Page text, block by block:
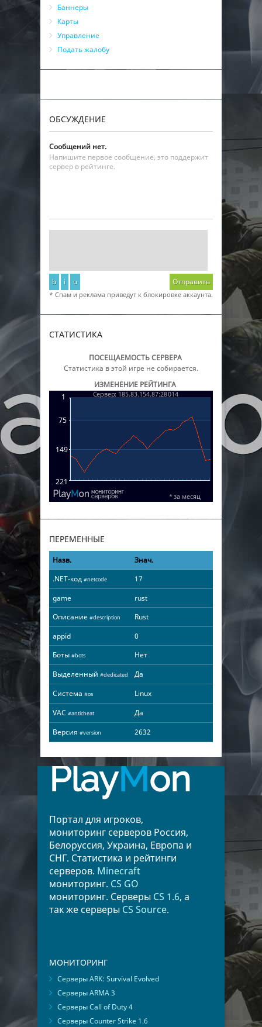
Баннеры
Карты
Управление
Подать жалобу
ОБСУЖДЕНИЕ
Сообщений нет.
Напишите первое сообщение, это поддержит
сервер в рейтинге.
b i u Отправить
* Спам и реклама приведут к блокировке аккаунта.
СТАТИСТИКА
ПОСЕЩАЕМОСТЬ СЕРВЕРА
Статистика в этой игре не собирается.
ИЗМЕНЕНИЕ РЕЙТИНГА
ПЕРЕМЕННЫЕ
Назв.
Знач.
.NET-код #netcode
17
game
rust
Описание #description
Rust
appid
0
Боты #bots
Нет
Выделенный #dedicated
Да
Система #os
Linux
VAC #anticheat
Да
Версия #version 2632
PlayMon
Портал для игроков,
мониторинг серверов Россия,
Белоруссия, Украина, Европа и
СНГ. Статистика и рейтинги
серверов. Minecraft
мониторинг. CS GO
мониторинг. Серверы CS 1.6, а
так же серверы CS Source.
МОНИТОРИНГ
Серверы ARK: Survival Evolved
Серверы ARMA 3
Серверы Call of Duty 4
Серверы Counter Strike 1.6